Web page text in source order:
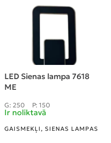
LED Sienas lampa 7618
МЕ
G: 250 P: 150
Ir noliktavā
GAISMEKĻI, SIENAS LAMPAS